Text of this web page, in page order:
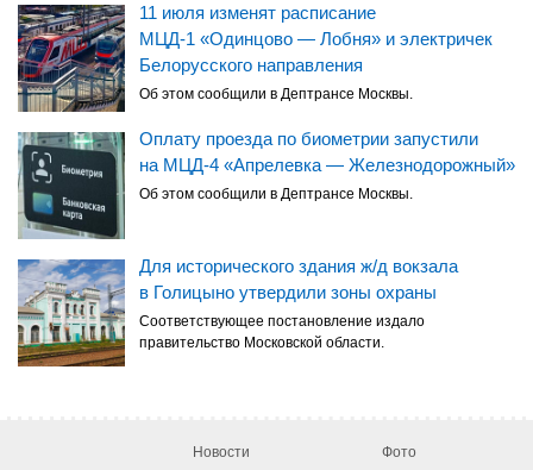
11 июля изменят расписание
МЦД-1 «Одинцово — Лобня» и электричек
Белорусского направления
Об этом сообщили в Дептрансе Москвы.
Оплату проезда по биометрии запустили
на МЦД-4 «Апрелевка — Железнодорожный»
Об этом сообщили в Дептрансе Москвы.
Для исторического здания ж/д вокзала
в Голицыно утвердили зоны охраны
Соответствующее постановление издало
правительство Московской области.
Новости
Фото